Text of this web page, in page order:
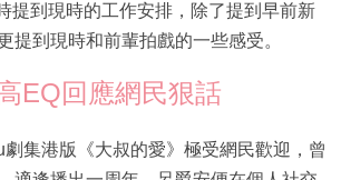
提到現時的工作安排，除了提到早前新
提到現時和前輩拍戲的一些感受。
EQ回應網民狠話
集港版《大叔的愛》極受網民歡迎，曾